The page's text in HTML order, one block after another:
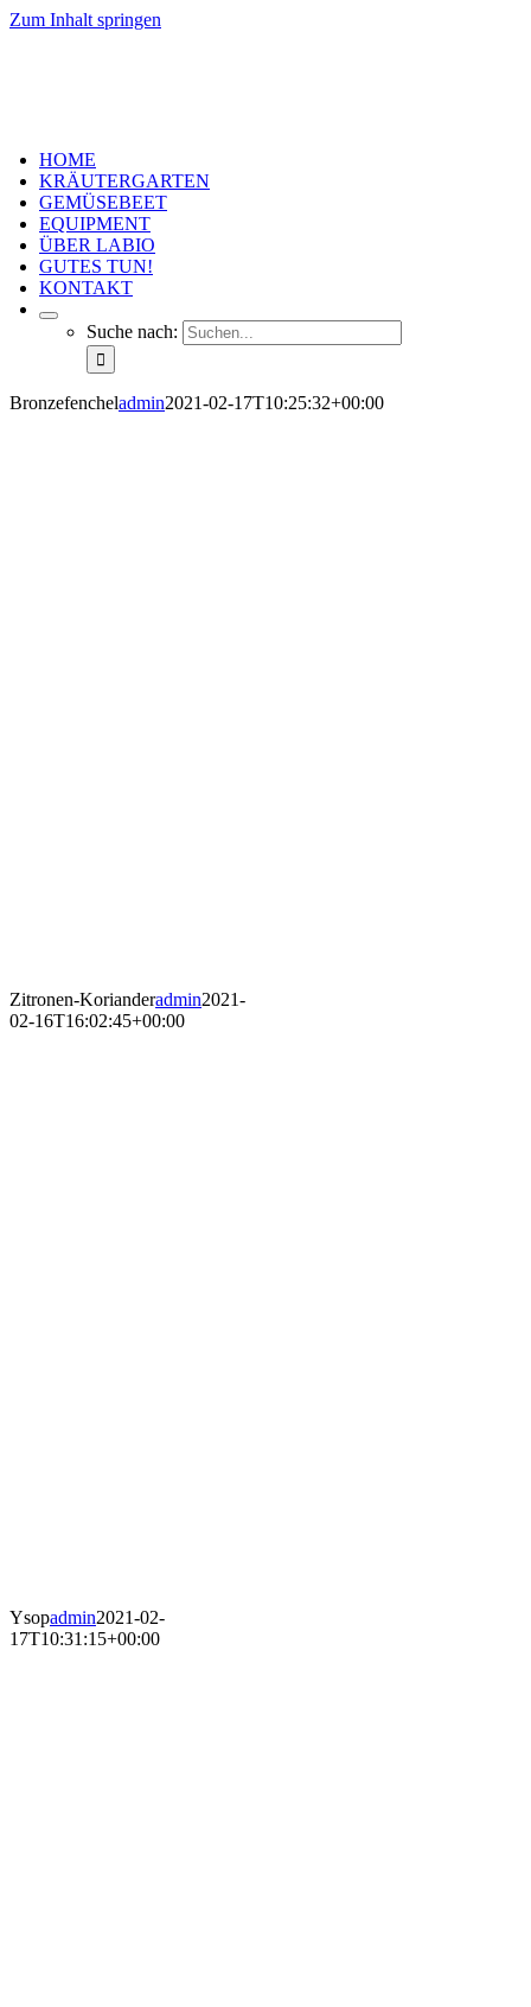
Zum Inhalt springen
HOME
KRÄUTERGARTEN
GEMÜSEBEET
EQUIPMENT
ÜBER LABIO
GUTES TUN!
KONTAKT
Suche nach:
Bronzefencheladmin2021-02-17T10:25:32+00:00
Zitronen-Korianderadmin2021-
02-16T16:02:45+00:00
Ysopadmin2021-02-
17T10:31:15+00:00